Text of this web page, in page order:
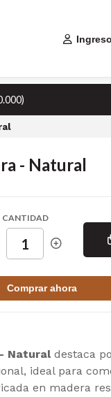
- Natural
CANTIDAD
Comprar ahora
Naturaldestaca
ideal para
en madera